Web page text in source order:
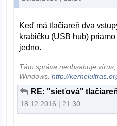
Keď má tlačiareň dva
krabičku (USB hub)
jedno.
Táto správa neobsahuje
Windows.http://
RE: "sieťová" tlačiareň
18.12.2016 | 21:30